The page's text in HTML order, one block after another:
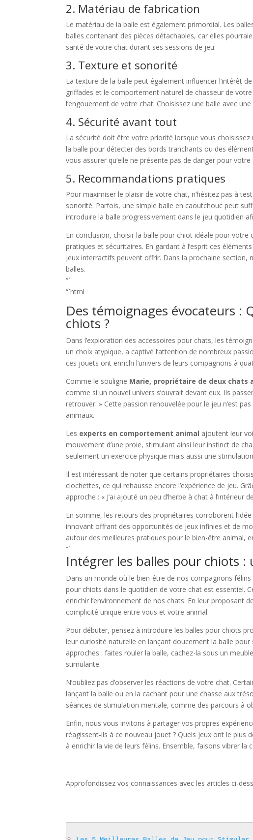
2. Matériau de fabrication
Le matériau de la balle est également primordial. Les
balles contenant des pièces détachables, car elles
santé de votre chat durant ses sessions de jeu.
3. Texture et sonorité
La texture de la balle peut également influencer l’intérêt
griffades et le comportement naturel de chasseur de
l’engouement de votre chat. Choisissez une balle avec
4. Sécurité avant tout
La sécurité doit être votre priorité lorsque vous
la balle pour détecter des bords tranchants ou des
vous assurer qu’elle ne présente pas de danger pour votre
5. Recommandations pratiques
Pour maximiser le plaisir de votre chat, n’hésitez pas à
sonorité. Parfois, une simple balle en caoutchouc peut
introduire la balle progressivement dans le jeu quotidien
En conclusion, choisir la balle pour chiot idéale pour
pratiques et sécuritaires. En gardant à l’esprit ces
jeux interractifs peuvent offrir. Dans la prochaine section,
balles.
“`
“`html
Des témoignages évocateurs :
chiots ?
Dans l’exploration des accessoires pour chats, les
un choix atypique, a captivé l’attention de nombreux
ces jouets ont enrichi l’univers de leurs compagnons à
Comme le souligne Marie, propriétaire de deux chats
comme si un nouvel univers s’ouvrait devant eux. Ils
retrouver. » Cette passion renouvelée pour le jeu n’est
animaux.
Les experts en comportement animal ajoutent leur
mouvement d’une proie, stimulant ainsi leur instinct de
seulement un exercice physique mais aussi une
Il est intéressant de noter que certains propriétaires
clochettes, ce qui rehausse encore l’expérience de jeu.
approche : « J’ai ajouté un peu d’herbe à chat à
En somme, les retours des propriétaires corroborent
innovant offrant des opportunités de jeux infinies et de
autour des meilleures pratiques pour le bien-être animal,
“`
Intégrer les balles pour chiots
Dans un monde où le bien-être de nos compagnons
pour chiots dans le quotidien de votre chat est essentiel.
enrichir l’environnement de nos chats. En leur proposant
complicité unique entre vous et votre animal.
Pour débuter, pensez à introduire les balles pour chiots
leur curiosité naturelle en lançant doucement la balle
approches : faites rouler la balle, cachez-la sous un
stimulante.
N’oubliez pas d’observer les réactions de votre chat.
lançant la balle ou en la cachant pour une chasse aux
séances de stimulation mentale, comme des parcours à
Enfin, nous vous invitons à partager vos propres
réagissent-ils à ce nouveau jouet ? Quels jeux ont le plus
à enrichir la vie de leurs félins. Ensemble, faisons vibrer
Approfondissez vos connaissances avec les articles ci-